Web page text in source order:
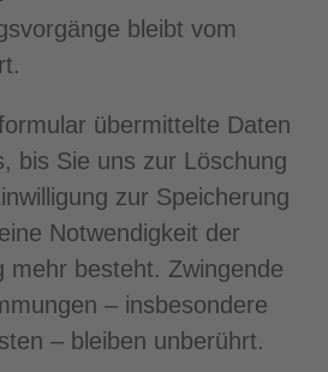
bleibt vom
übermittelte Daten
bis Sie uns zur Löschung
zur Speicherung
Notwendigkeit der
mehr besteht. Zwingende
– insbesondere
– bleiben unberührt.